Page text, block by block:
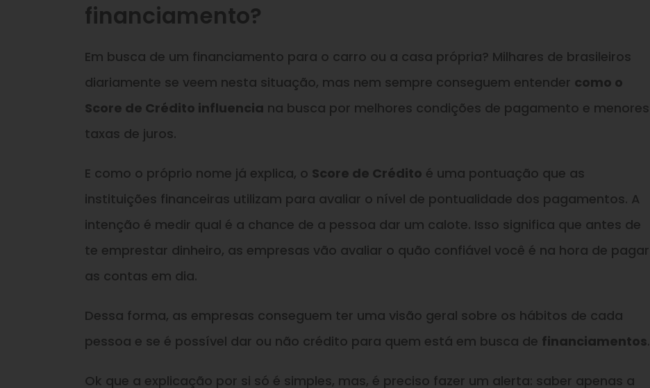
financiamento?
Em busca de um financiamento para o carro ou a casa própria? Milhares de brasileiros
diariamente se veem nesta situação, mas nem sempre conseguem entender como o
Score de Crédito influencia na busca por melhores condições de pagamento e menores
taxas de juros.
E como o próprio nome já explica, o Score de Crédito é uma pontuação que as
instituições financeiras utilizam para avaliar o nível de pontualidade dos pagamentos. A
intenção é medir qual é a chance de a pessoa dar um calote. Isso significa que antes de
te emprestar dinheiro, as empresas vão avaliar o quão confiável você é na hora de pagar
as contas em dia.
Dessa forma, as empresas conseguem ter uma visão geral sobre os hábitos de cada
pessoa e se é possível dar ou não crédito para quem está em busca de financiamentos.
Ok que a explicação por si só é simples, mas, é preciso fazer um alerta: saber apenas a